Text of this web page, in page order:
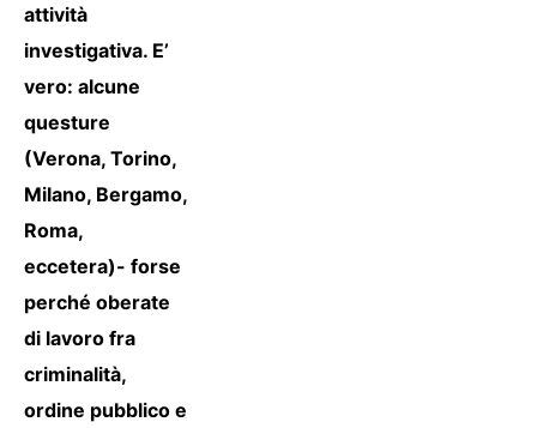
attività
investigativa. E’
vero: alcune
questure
(Verona, Torino,
Milano, Bergamo,
Roma,
eccetera)- forse
perché oberate
di lavoro fra
criminalità,
ordine pubblico e